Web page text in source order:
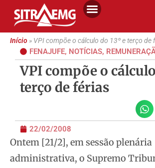
Início» VPI compõe o cálculo do 13º e terço de
FENAJUFE, NOTÍCIAS,
VPI compõe o
terço de férias
22/02/2008
Ontem [21/2], em sessão plenária
administrativa, o Supremo